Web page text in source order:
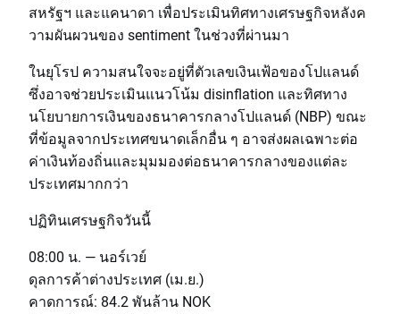
สหรัฐฯ และแคนาดา เพื่อประเมินทิศทางเศรษฐกิจหลังค
วามผันผวนของ sentiment ในช่วงที่ผ่านมา
ในยุโรป ความสนใจจะอยู่ที่ตัวเลขเงินเฟ้อของโปแลนด์
ซึ่งอาจช่วยประเมินแนวโน้ม disinflation และทิศทาง
นโยบายการเงินของธนาคารกลางโปแลนด์ (NBP) ขณะ
ที่ข้อมูลจากประเทศขนาดเล็กอื่น ๆ อาจส่งผลเฉพาะต่อ
ค่าเงินท้องถิ่นและมุมมองต่อธนาคารกลางของแต่ละ
ประเทศมากกว่า
ปฏิทินเศรษฐกิจวันนี้
08:00 น. — นอร์เวย์
ดุลการค้าต่างประเทศ (เม.ย.)
คาดการณ์: 84.2 พันล้าน NOK